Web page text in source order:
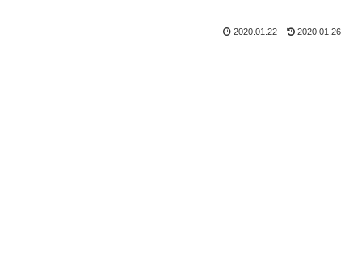
2020.01.22 2020.01.26